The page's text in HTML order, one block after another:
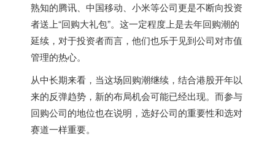
熟知的腾讯、中国移动、小米等公司更是不断向投资
者送上“回购大礼包”。这一定程度上是去年回购潮的
延续，对于投资者而言，他们也乐于见到公司对市值
管理的热心。
从中长期来看，当这场回购潮继续，结合港股开年以
来的反弹趋势，新的布局机会可能已经出现。而参与
回购公司的地位也在说明，选好公司的重要性和选对
赛道一样重要。